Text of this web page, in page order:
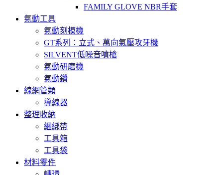
FAMILY GLOVE NBR手套
氣動工具
氣動刻模機
GT系列：立式、萬向氣壓攻牙機
SILVENT低噪音噴槍
氣動研磨機
氣動鑽
線網管類
導線器
整理收納
綑綁帶
工具箱
工具袋
材料零件